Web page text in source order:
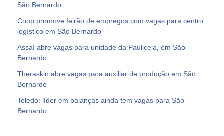
São Bernardo
Coop promove feirão de empregos com vagas para centro
logístico em São Bernardo
Assaí abre vagas para unidade da Pauliceia, em São
Bernardo
Theraskin abre vagas para auxiliar de produção em São
Bernardo
Toledo: líder em balanças ainda tem vagas para São
Bernardo